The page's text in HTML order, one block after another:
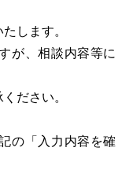
します。
が、相談内容等に
ださい。
の「入力内容を確